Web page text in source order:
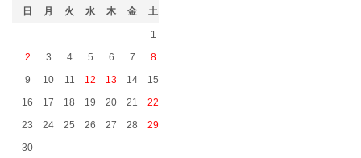
2019年3月(5)
日 月 火 水 木 金 土
1
2
3 4 5 6 7
8
9
10 11 12 13 14
15
16
17 18 19 20 21
22
23
24 25 26 27 28
29
30